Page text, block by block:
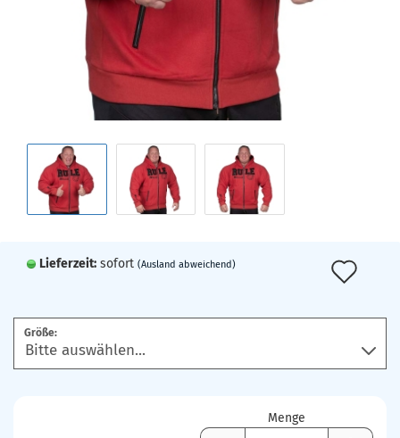
Lieferzeit: sofort (Ausland abweichend)
Größe:
Menge